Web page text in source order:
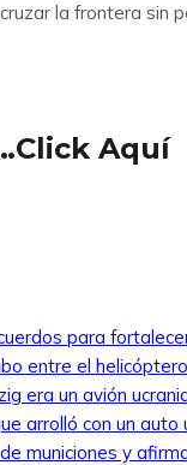
la frontera sin
Aquí
para
entre el
era un avión
arrolló con un auto
municiones y